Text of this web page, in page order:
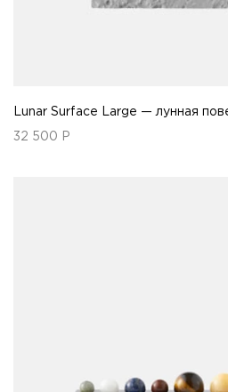
Lunar Surface Large — лунная
32 500 Р